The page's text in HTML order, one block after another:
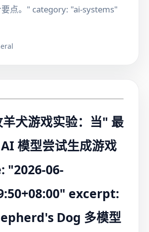
点。" category: "ai-systems"
犬游戏实验：当" 最
模型尝试生成游戏
"2026-06-
excerpt:
Dog 多模型